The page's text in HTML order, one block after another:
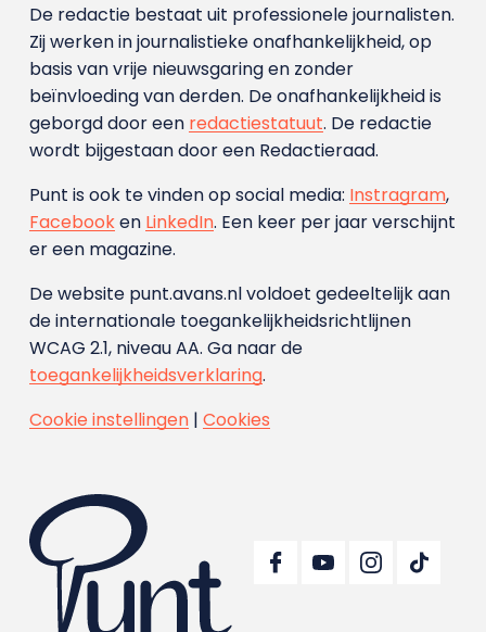
De redactie bestaat uit professionele journalisten.
Zij werken in journalistieke onafhankelijkheid, op
basis van vrije nieuwsgaring en zonder
beïnvloeding van derden. De onafhankelijkheid is
geborgd door een redactiestatuut. De redactie
wordt bijgestaan door een Redactieraad.
Punt is ook te vinden op social media: Instragram,
Facebooken LinkedIn. Een keer per jaar verschijnt
er een magazine.
De website punt.avans.nl voldoet gedeeltelijk aan
de internationale toegankelijkheidsrichtlijnen
WCAG 2.1, niveau AA. Ga naar de
toegankelijkheidsverklaring.
Cookie instellingen| Cookies